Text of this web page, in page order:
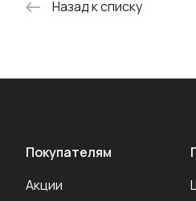
Назад к списку
Покупателям
Акции